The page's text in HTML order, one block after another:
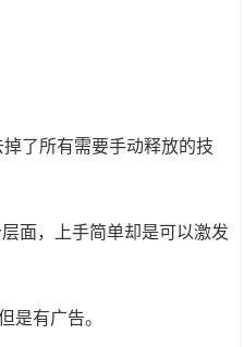
了所有需要手动释放的技
面，上手简单却是可以激发
是有广告。